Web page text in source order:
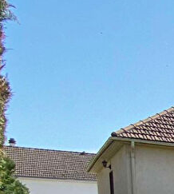
soumis à un diagnostic ERP